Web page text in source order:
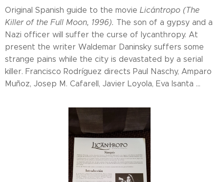
Original Spanish guide to the movie Licántropo (The
Killer of the Full Moon, 1996). The son of a gypsy and a
Nazi officer will suffer the curse of lycanthropy. At
present the writer Waldemar Daninsky suffers some
strange pains while the city is devastated by a serial
killer. Francisco Rodríguez directs Paul Naschy, Amparo
Muñoz, Josep M. Cafarell, Javier Loyola, Eva Isanta ...